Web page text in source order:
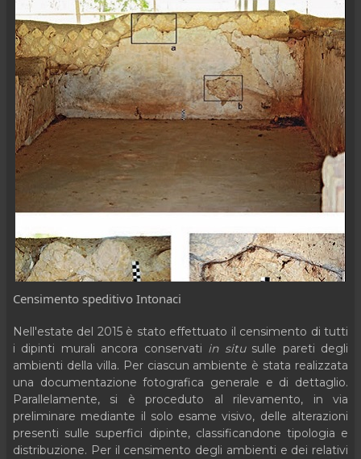
Censimento speditivo Intonaci
Nell'estate del 2015 è stato effettuato il censimento di tutti
i dipinti murali ancora conservati in situsulle pareti degli
ambienti della villa. Per ciascun ambiente è stata realizzata
una documentazione fotografica generale e di dettaglio.
Parallelamente, si è proceduto al rilevamento, in via
preliminare mediante il solo esame visivo, delle alterazioni
presenti sulle superfici dipinte, classificandone tipologia e
distribuzione. Per il censimento degli ambienti e dei relativi